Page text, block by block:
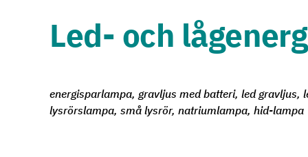
Led- och
energisparlampa, gravljus med batteri, led gravljus,
lysrörslampa, små lysrör, natriumlampa, hid-lampa